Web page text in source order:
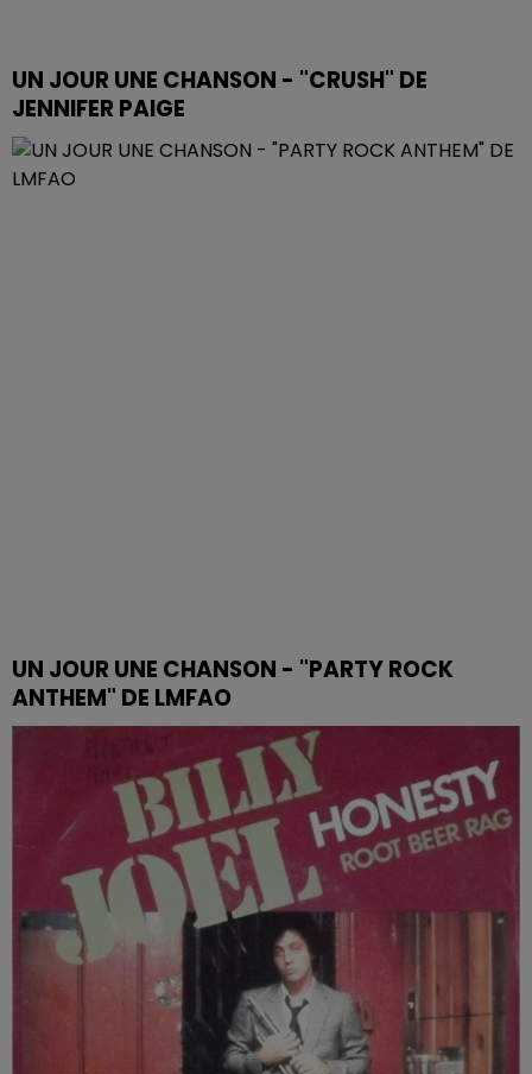
UN JOUR UNE CHANSON - "CRUSH" DE
JENNIFER PAIGE
UN JOUR UNE CHANSON - "PARTY ROCK
ANTHEM" DE LMFAO